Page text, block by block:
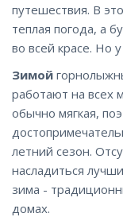
путешествия. В
теплая погода, а
во всей красе. Но
Зимой
работают на всех
обычно мягкая,
летний сезон.
насладиться
зима -
домах.